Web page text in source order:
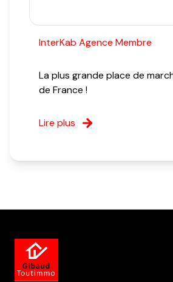
InterKab Agence Membre
La plus grande place de
de France !
Lire plus